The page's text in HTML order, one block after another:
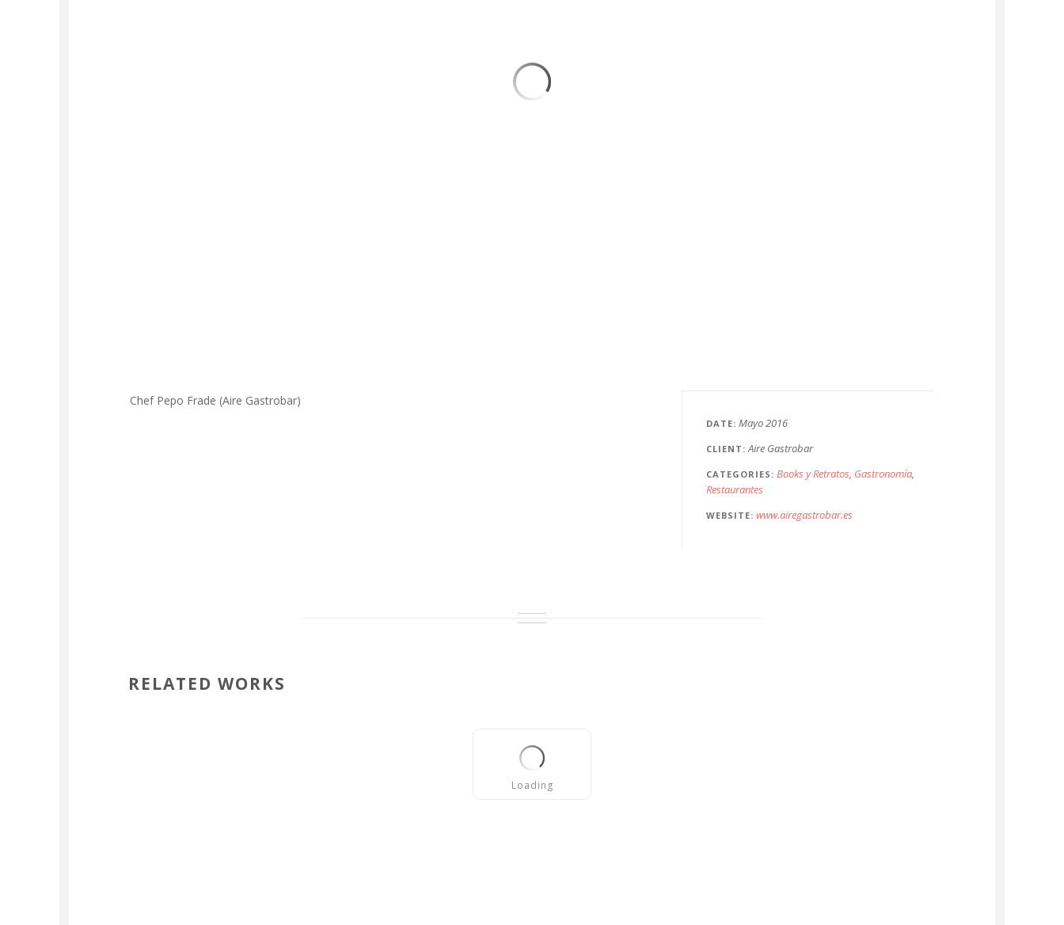
Chef Pepo Frade (Aire Gastrobar)
DATE Mayo 2016
CLIENT Aire Gastrobar
CATEGORIES Books y Retratos Gastronomía
Restaurantes
WEBSITE www.airegastrobar.es
RELATED WORKS
Loading